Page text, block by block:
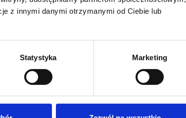
z innymi danymi otrzymanymi od Ciebie lub
Statystyka Marketing
podróż w
rządziła